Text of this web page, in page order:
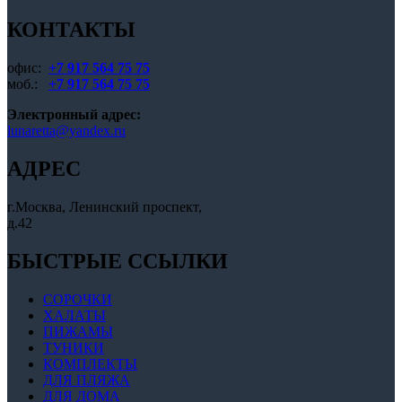
товара.
КОНТАКТЫ
офис: +7 917 564 75 75
моб.: +7 917 564 75 75
Электронный адрес:
lunaretta@yandex.ru
АДРЕС
г.Москва, Ленинский проспект,
д.42
БЫСТРЫЕ ССЫЛКИ
СОРОЧКИ
ХАЛАТЫ
ПИЖАМЫ
ТУНИКИ
КОМПЛЕКТЫ
ДЛЯ ПЛЯЖА
ДЛЯ ДОМА